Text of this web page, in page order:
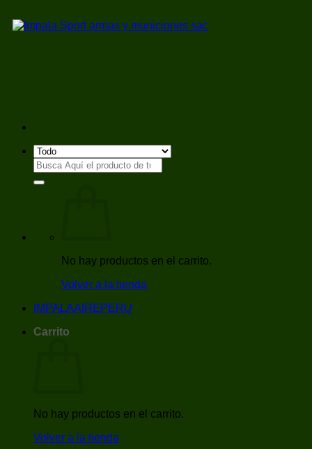
al
Buscar
por:
No hay productos en el carrito.
Volver a la tienda
IMPALAAIREPERU
Carrito
No hay productos en el carrito.
Volver a la tienda